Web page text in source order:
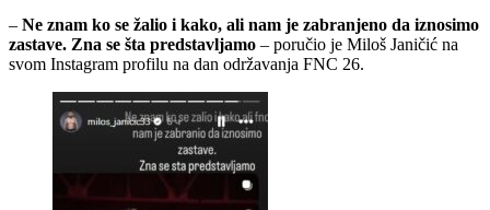
– Ne znam ko se žalio i kako, ali nam je zabranjeno da iznosimo
zastave. Zna se šta predstavljamo – poručio je Miloš Janičić na
svom Instagram profilu na dan održavanja FNC 26.